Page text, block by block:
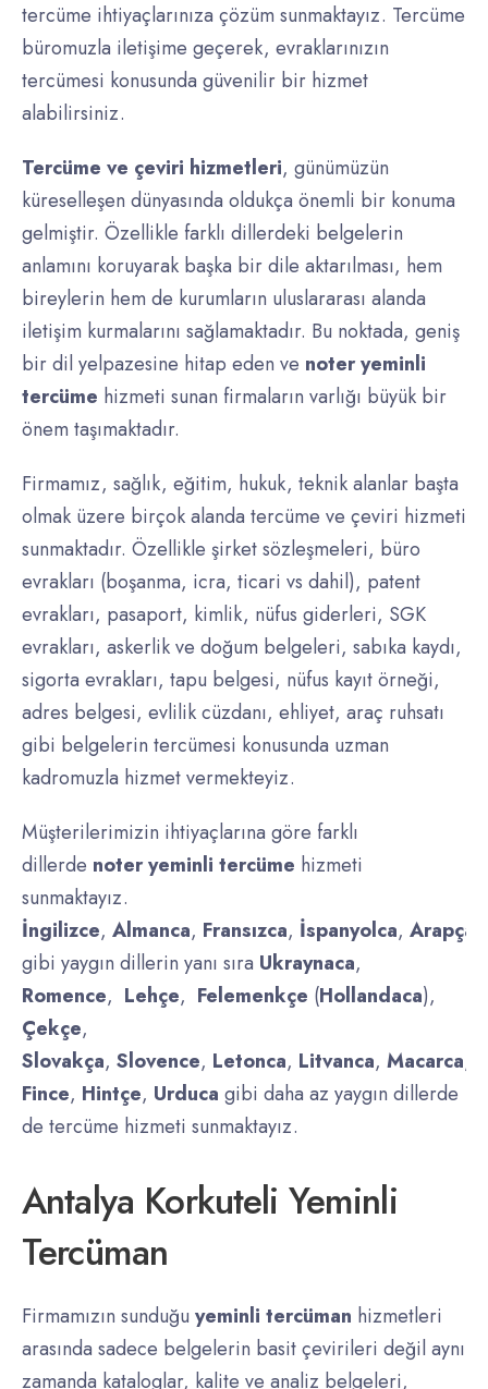
tercüme ihtiyaçlarınıza çözüm sunmaktayız. Tercüme
büromuzla iletişime geçerek, evraklarınızın
tercümesi konusunda güvenilir bir hizmet
alabilirsiniz.
Tercüme ve çeviri hizmetleri, günümüzün
küreselleşen dünyasında oldukça önemli bir konuma
gelmiştir. Özellikle farklı dillerdeki belgelerin
anlamını koruyarak başka bir dile aktarılması, hem
bireylerin hem de kurumların uluslararası alanda
iletişim kurmalarını sağlamaktadır. Bu noktada, geniş
bir dil yelpazesine hitap eden ve noter yeminli
tercüme hizmeti sunan firmaların varlığı büyük bir
önem taşımaktadır.
Firmamız, sağlık, eğitim, hukuk, teknik alanlar başta
olmak üzere birçok alanda tercüme ve çeviri hizmeti
sunmaktadır. Özellikle şirket sözleşmeleri, büro
evrakları (boşanma, icra, ticari vs dahil), patent
evrakları, pasaport, kimlik, nüfus giderleri, SGK
evrakları, askerlik ve doğum belgeleri, sabıka kaydı,
sigorta evrakları, tapu belgesi, nüfus kayıt örneği,
adres belgesi, evlilik cüzdanı, ehliyet, araç ruhsatı
gibi belgelerin tercümesi konusunda uzman
kadromuzla hizmet vermekteyiz.
Müşterilerimizin ihtiyaçlarına göre farklı
dillerde noter yeminli tercüme hizmeti
sunmaktayız.
İngilizce, Almanca, Fransızca, İspanyolca, Arapça
gibi yaygın dillerin yanı sıra Ukraynaca,
Romence, Lehçe, Felemenkçe (Hollandaca),
Çekçe,
Slovakça, Slovence, Letonca, Litvanca, Macarca,
Fince, Hintçe, Urduca gibi daha az yaygın dillerde
de tercüme hizmeti sunmaktayız.
Antalya Korkuteli Yeminli
Tercüman
Firmamızın sunduğu yeminli tercüman hizmetleri
arasında sadece belgelerin basit çevirileri değil aynı
zamanda kataloglar, kalite ve analiz belgeleri,